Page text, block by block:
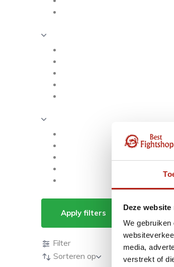
Deze
We
media,
verstrekt of
Apply filters
Producten
Filter
Sorteren op